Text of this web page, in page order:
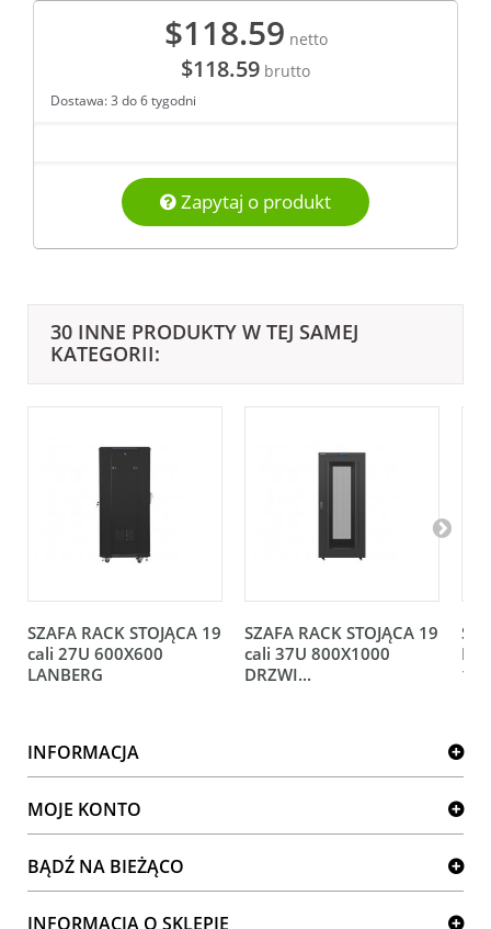
$118.59 netto
$118.59 brutto
Dostawa: 3 do 6 tygodni
Zapytaj o produkt
30 INNE PRODUKTY W TEJ SAMEJ
KATEGORII:
SZAFA RACK STOJĄCA 19
cali 27U 600X600
LANBERG
SZAFA RACK STOJĄCA 19
cali 37U 800X1000
DRZWI...
INFORMACJA
MOJE KONTO
BĄDŹ NA BIEŻĄCO
INFORMACJA O SKLEPIE